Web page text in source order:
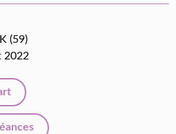
(59)
2022